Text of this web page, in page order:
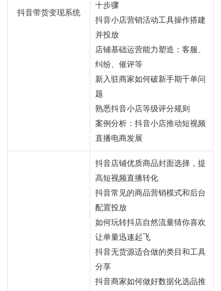
抖音带货变现系统
十步骤
抖音小店营销活动工具操作搭建
并投放
店铺基础运营能力塑造：客服、
纠纷、催评等
新入驻商家如何破新手期千单问
题
熟悉抖音小店等级评分规则
案例分析：抖音小店推动短视频
直播电商发展
抖音店铺优质商品封面选择，提
高短视频直播转化
抖音常见的商品营销模式和后台
配置投放
如何玩转抖店自然流量猜你喜欢
让单量迅速起飞
抖音无货源适合做的类目和工具
分享
抖音商家如何做好数据化选品推